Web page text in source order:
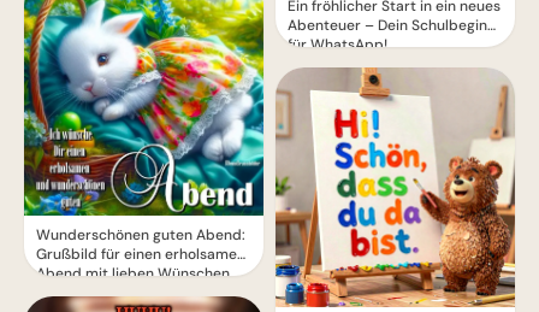
Wunderschönen guten Abend:
Grußbild für einen erholsamen
Abend mit lieben Wünschen
Ein fröhlicher Start in ein neues
Abenteuer – Dein Schulbeginn
für WhatsApp!